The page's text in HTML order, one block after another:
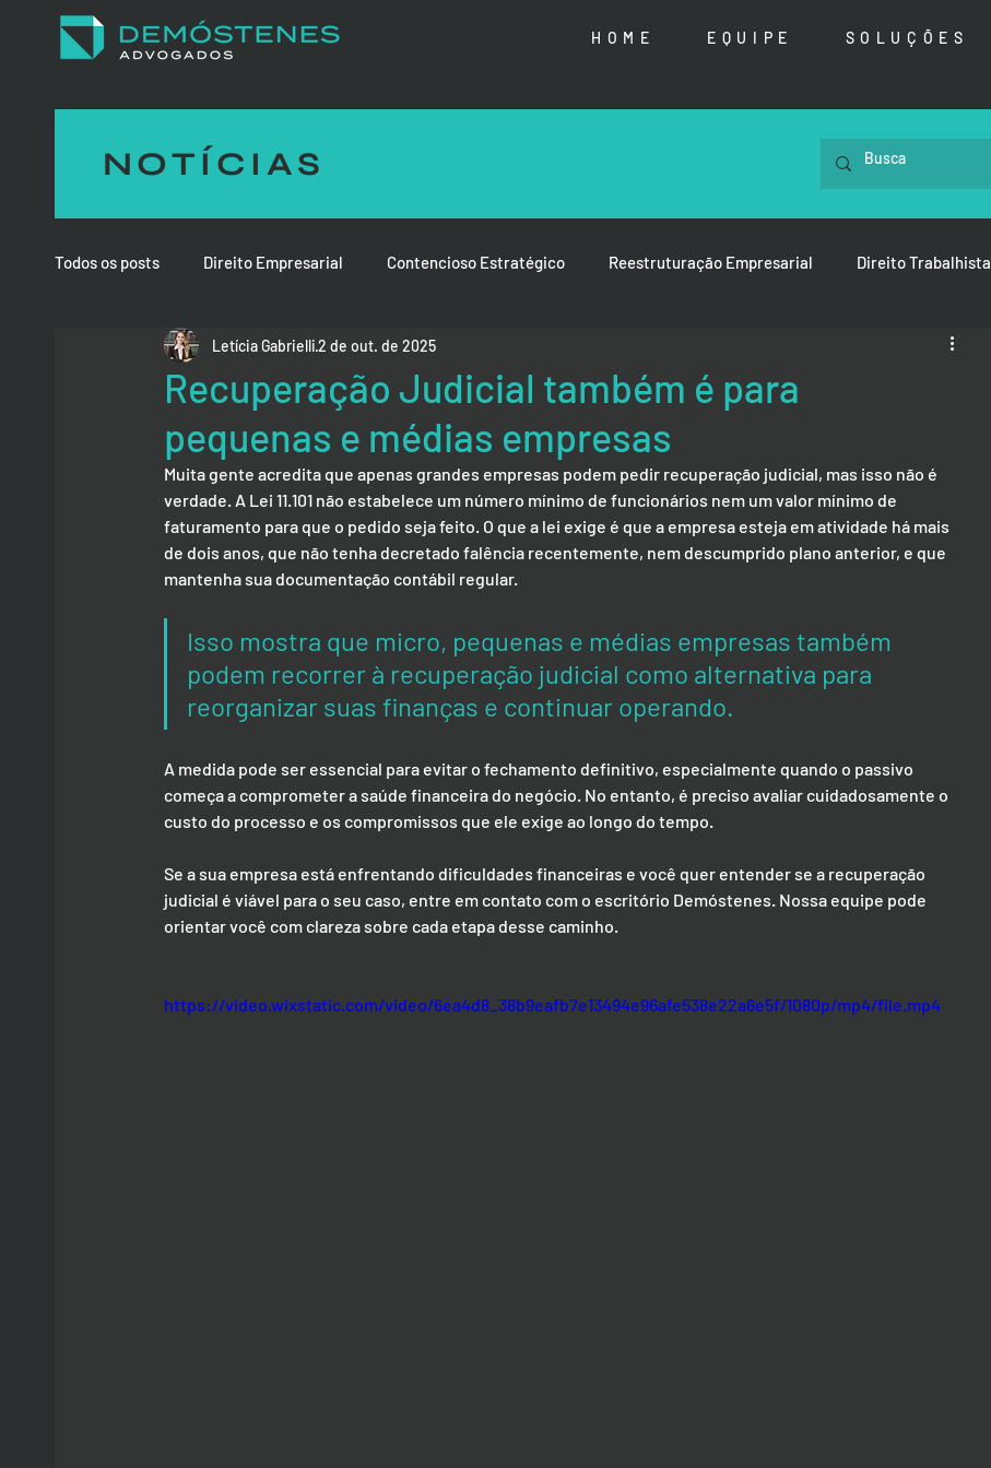
HOME EQUIPE SOLUÇÕES
NOTÍCIAS
Todos os posts Direito Empresarial Contencioso Estratégico Reestruturação Empresarial Direito Trabalhista
Direito de Família Direito Médico e da Saúde
Recuperação Judicial também é para
pequenas e médias empresas
Letícia Gabrielli2 de out. de 2025
Muita gente acredita que apenas grandes empresas podem pedir recuperação judicial, mas isso não é
verdade. A Lei 11.101 não estabelece um número mínimo de funcionários nem um valor mínimo de
faturamento para que o pedido seja feito. O que a lei exige é que a empresa esteja em atividade há mais
de dois anos, que não tenha decretado falência recentemente, nem descumprido plano anterior, e que
mantenha sua documentação contábil regular.
Isso mostra que micro, pequenas e médias empresas também
podem recorrer à recuperação judicial como alternativa para
reorganizar suas finanças e continuar operando.
A medida pode ser essencial para evitar o fechamento definitivo, especialmente quando o passivo
começa a comprometer a saúde financeira do negócio. No entanto, é preciso avaliar cuidadosamente o
custo do processo e os compromissos que ele exige ao longo do tempo.
Se a sua empresa está enfrentando dificuldades financeiras e você quer entender se a recuperação
judicial é viável para o seu caso, entre em contato com o escritório Demóstenes. Nossa equipe pode
orientar você com clareza sobre cada etapa desse caminho.
https://video.wixstatic.com/video/6ea4d8_38b9eafb7e13494e96afe538e22a6e5f/1080p/mp4/file.mp4